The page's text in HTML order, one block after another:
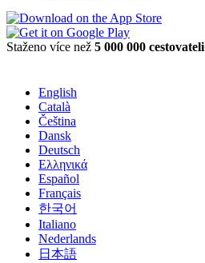
Staženo více než 5 000 000 cestovateli
English
Català
Čeština
Dansk
Deutsch
Ελληνικά
Español
Français
한국어
Italiano
Nederlands
日本語